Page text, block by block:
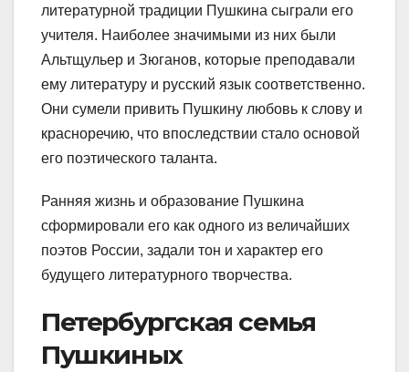
литературной традиции Пушкина сыграли его
учителя. Наиболее значимыми из них были
Альтщульер и Зюганов, которые преподавали
ему литературу и русский язык соответственно.
Они сумели привить Пушкину любовь к слову и
красноречию, что впоследствии стало основой
его поэтического таланта.
Ранняя жизнь и образование Пушкина
сформировали его как одного из величайших
поэтов России, задали тон и характер его
будущего литературного творчества.
Петербургская семья
Пушкиных